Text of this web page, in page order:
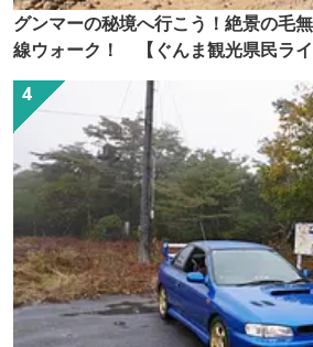
グンマーの秘境へ行こう！絶景の毛
線ウォーク！ 【ぐんま観光県民ライ